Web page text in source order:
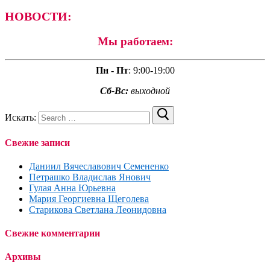
НОВОСТИ:
Мы работаем:
Пн - Пт: 9:00-19:00
Сб-Вс: выходной
Искать:
Свежие записи
Даниил Вячеславович Семененко
Петрашко Владислав Янович
Гулая Анна Юрьевна
Мария Георгиевна Щеголева
Старикова Светлана Леонидовна
Свежие комментарии
Архивы